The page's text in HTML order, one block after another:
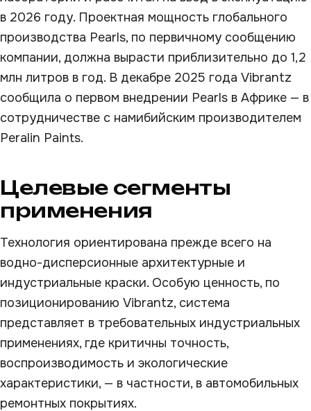
в 2026 году. Проектная мощность глобального
производства Pearls, по первичному сообщению
компании, должна вырасти приблизительно до 1,2
млн литров в год. В декабре 2025 года Vibrantz
сообщила о первом внедрении Pearls в Африке — в
сотрудничестве с намибийским производителем
Peralin Paints.
Целевые сегменты
применения
Технология ориентирована прежде всего на
водно-дисперсионные архитектурные и
индустриальные краски. Особую ценность, по
позиционированию Vibrantz, система
представляет в требовательных индустриальных
применениях, где критичны точность,
воспроизводимость и экологические
характеристики, — в частности, в автомобильных
ремонтных покрытиях.